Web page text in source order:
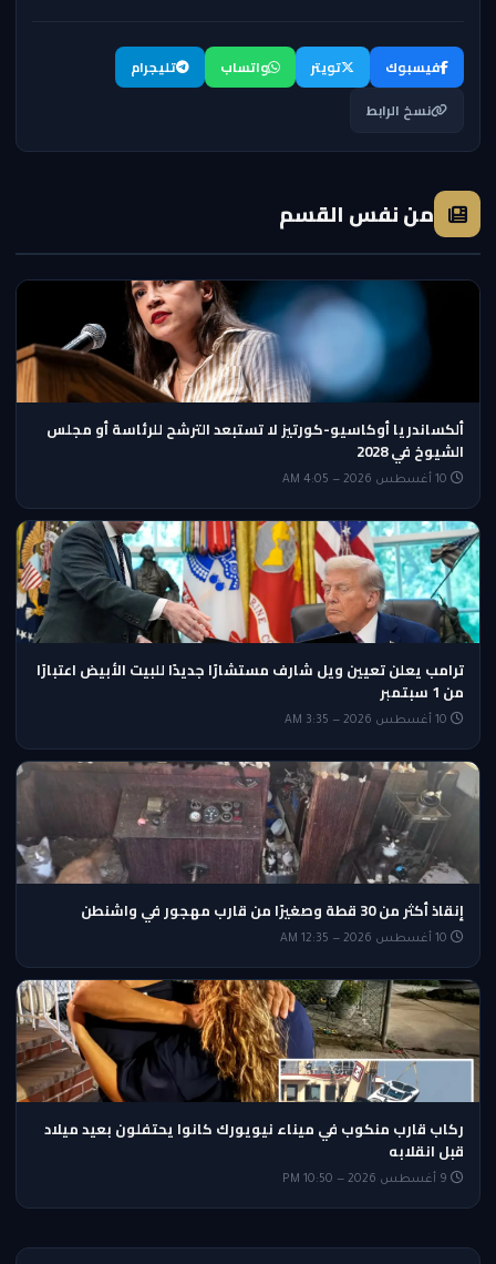
فيسبوك تويتر واتساب
تليجرام
نسخ الرابط
من نفس القسم
ألكساندريا أوكاسيو-كورتيز لا تستبعد الترشح للرئاسة أو مجلس
الشيوخ في 2028
ترامب يعلن تعيين ويل شارف مستشارًا جديدًا للبيت الأبيض اعتبارًا
من 1 سبتمبر
إنقاذ أكثر من 30 قطة وصغيرًا من قارب مهجور في واشنطن
ركاب قارب منكوب في ميناء نيويورك كانوا يحتفلون بعيد ميلاد
قبل انقلابه